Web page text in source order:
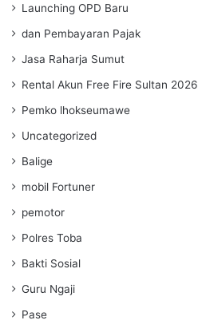
Launching OPD Baru
dan Pembayaran Pajak
Jasa Raharja Sumut
Rental Akun Free Fire Sultan 2026
Pemko lhokseumawe
Uncategorized
Balige
mobil Fortuner
pemotor
Polres Toba
Bakti Sosial
Guru Ngaji
Pase